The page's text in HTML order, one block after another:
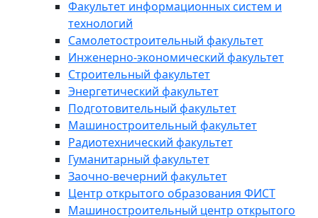
Факультет информационных систем и
технологий
Самолетостроительный факультет
Инженерно-экономический факультет
Строительный факультет
Энергетический факультет
Подготовительный факультет
Машиностроительный факультет
Радиотехнический факультет
Гуманитарный факультет
Заочно-вечерний факультет
Центр открытого образования ФИСТ
Машиностроительный центр открытого